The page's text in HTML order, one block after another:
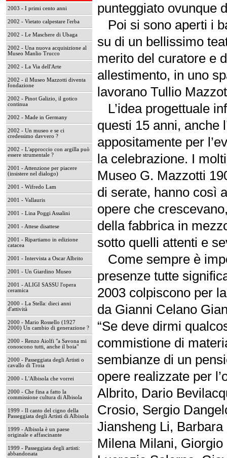
2003 - I primi cento anni
2002 - Vietato calpestare l'erba
2002 - Le Maschere di Ubaga
2002 - Una nuova acquisizione al
Museo Manlio Trucco
2002 - La Via dell'Arte
2002 - il Museo Mazzotti diventa
fondazione
2002 - Pinot Galizio, il gotico
continua
2002 - Made in Germany
2002 - Un museo e se ci
credessimo davvero ?
2002 - L'approccio con argilla può
essere strumentale ?
2001 - Attenzione per piacere
(insistere nel dialogo)
2001 - Wifredo Lam
2001 - Vallauris
2001 - Lina Poggi Assalini
2001 - Attese disattese
2001 - Ripartiamo in edizione
catacea
2001 - Intervista a Oscar Albrito
2001 - Un Giardino Museo
2001 - ALIGI SASSU l'opera
ceramica
2000 - La Stella: dieci anni
d'attività
2000 - Mario Rossello (1927
2000) Un cambio di generazione ?
2000 - Renzo Aiolfi "a Savona mi
conoscono tutti, anche il boia"
2000 - Passeggiata degli Artisti o
cavallo di Troia
2000 - L'Albisola che vorrei
2000 - Che fina a fatto la
commissione cultura di Albisola
1999 - Il canto del cigno della
Passeggiata degli Artisti di Albisola
1999 - Albisola è un paese
originale e affascinante
1999 - Passeggiata degli artisti:
abbandonata
punteggiato ovunque
Poi si sono aperti i
su di un bellissimo
merito del curatore e
allestimento, in uno
lavorano Tullio
L’idea progettuale
questi 15 anni, anche
appositamente per
la celebrazione. I
Museo G. Mazzotti
di serate, hanno così
opere che
della fabbrica in
sotto quelli attenti e
Come sempre è
presenze tutte
2003 colpiscono per
da Gianni Celano
“Se deve dirmi
commistione di
sembianze di un
opere realizzate per
Albrito, Dario
Crosio, Sergio
Jiansheng Li,
Milena Milani,